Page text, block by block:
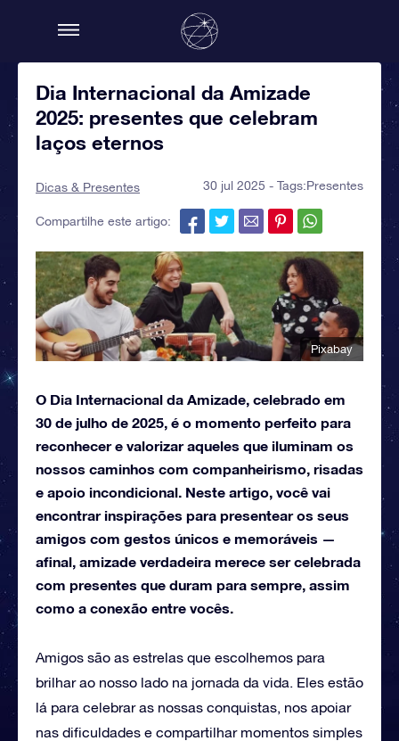
Dia Internacional da Amizade
2025: presentes que celebram
laços eternos
Dicas & Presentes 30 jul 2025 - Tags:Presentes
Compartilhe este artigo:
Pixabay
O Dia Internacional da Amizade, celebrado em
30 de julho de 2025, é o momento perfeito para
reconhecer e valorizar aqueles que iluminam os
nossos caminhos com companheirismo, risadas
e apoio incondicional. Neste artigo, você vai
encontrar inspirações para presentear os seus
amigos com gestos únicos e memoráveis —
afinal, amizade verdadeira merece ser celebrada
com presentes que duram para sempre, assim
como a conexão entre vocês.
Amigos são as estrelas que escolhemos para
brilhar ao nosso lado na jornada da vida. Eles estão
lá para celebrar as nossas conquistas, nos apoiar
nas dificuldades e compartilhar momentos simples